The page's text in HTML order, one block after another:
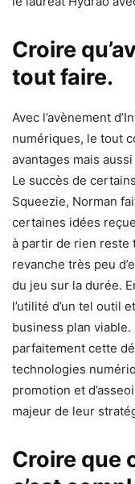
Croire
tout faire.
Avec l’avènement
numériques, le tout
avantages mais
Le succès de
Squeezie, Norman
certaines idées
à partir de rien reste
revanche très peu
du jeu sur la durée.
l’utilité d’un tel outil
business plan
parfaitement cette
technologies
promotion et
majeur de leur
Croire que